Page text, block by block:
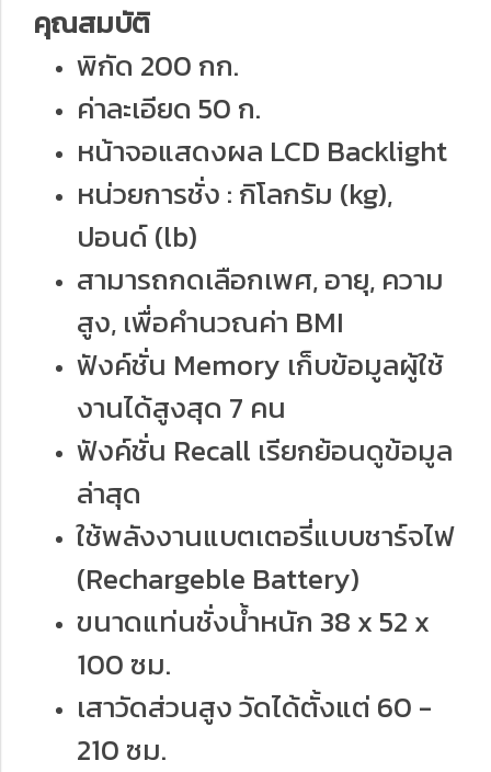
คุณสมบัติ
พิกัด 200 กก.
ค่าละเอียด 50 ก.
หน้าจอแสดงผล LCD Backlight
หน่วยการชั่ง : กิโลกรัม (kg),
ปอนด์ (lb)
สามารถกดเลือกเพศ, อายุ, ความ
สูง, เพื่อคำนวณค่า BMI
ฟังค์ชั่น Memory เก็บข้อมูลผู้ใช้
งานได้สูงสุด 7 คน
ฟังค์ชั่น Recall เรียกย้อนดูข้อมูล
ล่าสุด
ใช้พลังงานแบตเตอรี่แบบชาร์จไฟ
(Rechargeble Battery)
ขนาดแท่นชั่งน้ำหนัก 38 x 52 x
100 ซม.
เสาวัดส่วนสูง วัดได้ตั้งแต่ 60 -
210 ซม.